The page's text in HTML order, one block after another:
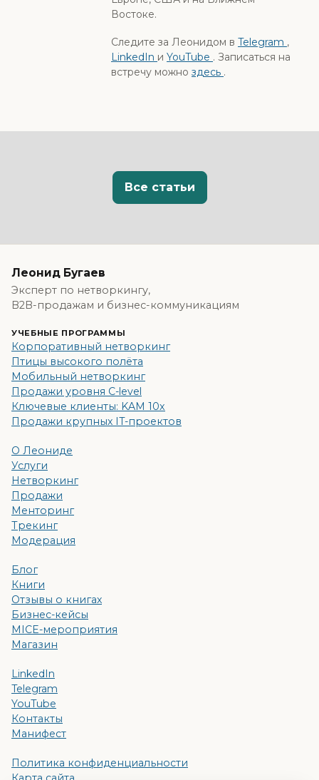
Востоке.
Следите за Леонидом в Telegram ,
LinkedIn и YouTube . Записаться на
встречу можно здесь .
Все статьи
Леонид Бугаев
Эксперт по нетворкингу,
B2B-продажам и бизнес-коммуникациям
УЧЕБНЫЕ ПРОГРАММЫ
Корпоративный нетворкинг
Птицы высокого полёта
Мобильный нетворкинг
Продажи уровня C-level
Ключевые клиенты: KAM 10x
Продажи крупных IT-проектов
О Леониде
Услуги
Нетворкинг
Продажи
Менторинг
Трекинг
Модерация
Блог
Книги
Отзывы о книгах
Бизнес-кейсы
MICE-мероприятия
Магазин
LinkedIn
Telegram
YouTube
Контакты
Манифест
Политика конфиденциальности